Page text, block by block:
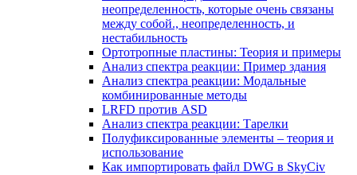
неопределенность, которые очень связаны
между собой., неопределенность, и
нестабильность
Ортотропные пластины: Теория и примеры
Анализ спектра реакции: Пример здания
Анализ спектра реакции: Модальные
комбинированные методы
LRFD против ASD
Анализ спектра реакции: Тарелки
Полуфиксированные элементы – теория и
использование
Как импортировать файл DWG в SkyCiv